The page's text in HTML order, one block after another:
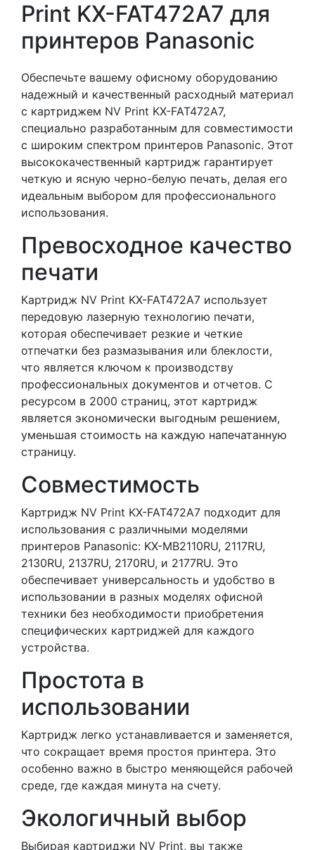
Print KX-FAT472A7 для
принтеров Panasonic
Обеспечьте вашему офисному оборудованию
надежный и качественный расходный материал
с картриджем NV Print KX-FAT472A7,
специально разработанным для совместимости
с широким спектром принтеров Panasonic. Этот
высококачественный картридж гарантирует
четкую и ясную черно-белую печать, делая его
идеальным выбором для профессионального
использования.
Превосходное качество
печати
Картридж NV Print KX-FAT472A7 использует
передовую лазерную технологию печати,
которая обеспечивает резкие и четкие
отпечатки без размазывания или блеклости,
что является ключом к производству
профессиональных документов и отчетов. С
ресурсом в 2000 страниц, этот картридж
является экономически выгодным решением,
уменьшая стоимость на каждую напечатанную
страницу.
Совместимость
Картридж NV Print KX-FAT472A7 подходит для
использования с различными моделями
принтеров Panasonic: KX-MB2110RU, 2117RU,
2130RU, 2137RU, 2170RU, и 2177RU. Это
обеспечивает универсальность и удобство в
использовании в разных моделях офисной
техники без необходимости приобретения
специфических картриджей для каждого
устройства.
Простота в
использовании
Картридж легко устанавливается и заменяется,
что сокращает время простоя принтера. Это
особенно важно в быстро меняющейся рабочей
среде, где каждая минута на счету.
Экологичный выбор
Выбирая картриджи NV Print, вы также